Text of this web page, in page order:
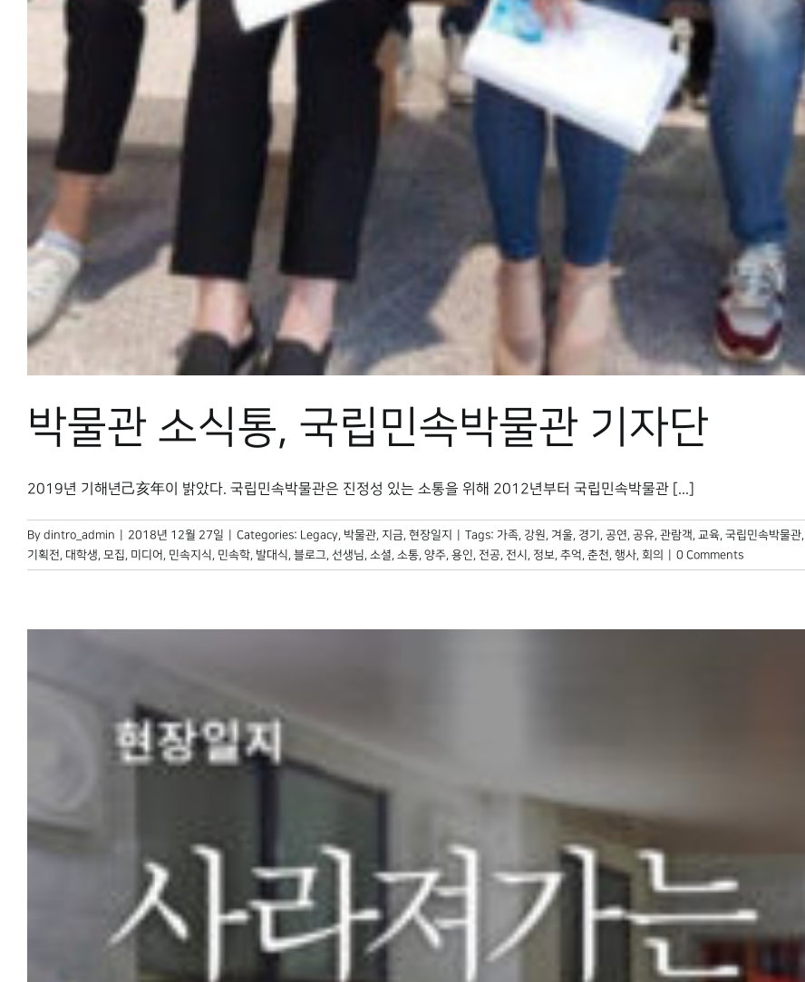
박물관 소식통, 국립민속박물관 기자단
2019년 기해년己亥年이 밝았다. 국립민속박물관은 진정성 있는 소통을 위해 2012년부터 국립민속박물관 [...]
By dintro_admin 2018년 12월 27일 Categories: Legacy, 박물관, 지금, 현장일지 Tags: 가족, 강원, 겨울, 경기 , 공연, 공유, 관람객, 교육, 국립민속박물관,
기획전, 대학생, 모집, 미디어 , 민속지식, 민속학, 발대식, 블로그, 선생님, 소셜, 소통, 양주, 용인, 전공, 전시 , 정보, 추억, 춘천, 행사, 회의 0 Comments